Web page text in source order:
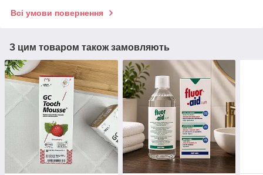
Всі умови повернення
З цим товаром також замовляють